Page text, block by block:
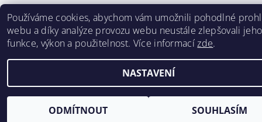
Používáme cookies, abychom vám umožnili pohodlné
webu a díky analýze provozu webu neustále zlepšovali jeho
funkce, výkon a použitelnost. Více informacízde.
NASTAVENÍ
ODMÍTNOUT SOUHLASÍM